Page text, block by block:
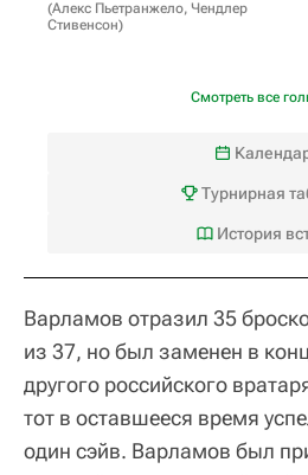
(Алекс Пьетранжело, Чендлер
Стивенсон)
Смотреть все
Турнирная
История
Варламов отразил 35
из 37, но был заменен в
другого российского
тот в оставшееся время
один сэйв. Варламов был